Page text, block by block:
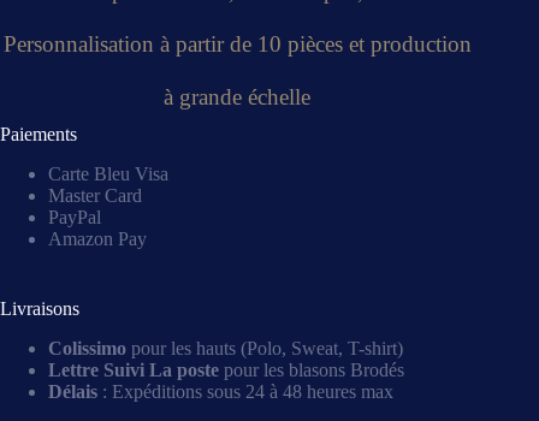
Personnalisation à partir de 10 pièces et production
à grande échelle
Paiements
Carte Bleu Visa
Master Card
PayPal
Amazon Pay
Livraisons
Colissimo pour les hauts (Polo, Sweat, T-shirt)
Lettre Suivi La poste pour les blasons Brodés
Délais : Expéditions sous 24 à 48 heures max